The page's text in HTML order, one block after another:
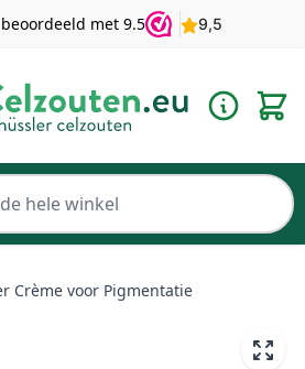
€49 NL | BE pakket tot 2KG gratis v.a.
€69
met 9.5
Crème voor Pigmentatie